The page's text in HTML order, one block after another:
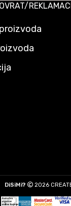
DiSiMi? 2026